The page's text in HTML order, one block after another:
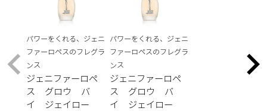
パワーをくれる、ジェニ
ファーロペスのフレグラ
ンス
ジェニファーロペ
ス グロウ バ
イ ジェイロー
パワーをくれる、ジェニ
ファーロペスのフレグラ
ンス
ジェニファーロペ
ス グロウ バ
イ ジェイロー